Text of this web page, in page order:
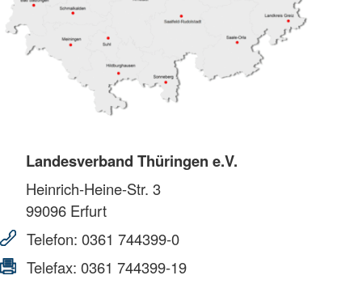
Landesverband Thüringen e.V.
Heinrich-Heine-Str. 3
99096 Erfurt
Telefon: 0361 744399-0
Telefax: 0361 744399-19